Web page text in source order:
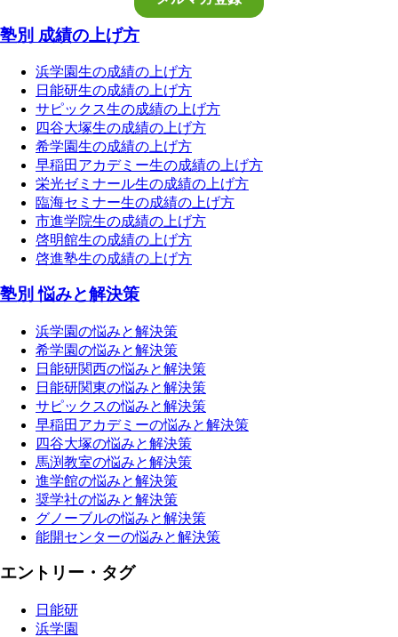
塾別 成績の上げ方
浜学園生の成績の上げ方
日能研生の成績の上げ方
サピックス生の成績の上げ方
四谷大塚生の成績の上げ方
希学園生の成績の上げ方
早稲田アカデミー生の成績の上げ方
栄光ゼミナール生の成績の上げ方
臨海セミナー生の成績の上げ方
市進学院生の成績の上げ方
啓明館生の成績の上げ方
啓進塾生の成績の上げ方
塾別 悩みと解決策
浜学園の悩みと解決策
希学園の悩みと解決策
日能研関西の悩みと解決策
日能研関東の悩みと解決策
サピックスの悩みと解決策
早稲田アカデミーの悩みと解決策
四谷大塚の悩みと解決策
馬渕教室の悩みと解決策
進学館の悩みと解決策
奨学社の悩みと解決策
グノーブルの悩みと解決策
能開センターの悩みと解決策
エントリー・タグ
日能研
浜学園